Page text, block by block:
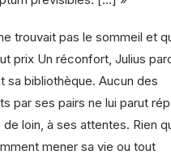
trouvait pas le sommeil et
prix Un réconfort, Julius
sa bibliothèque. Aucun des
par ses pairs ne lui parut
loin, à ses attentes. Rien
mener sa vie ou tout